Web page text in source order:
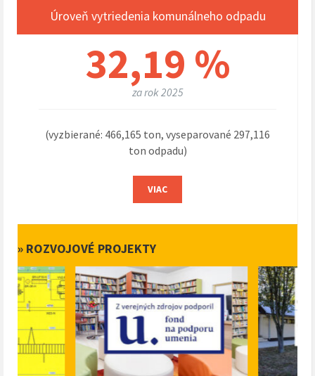
Úroveň vytriedenia komunálneho odpadu
32,19 %
za rok 2025
(vyzbierané: 466,165 ton, vyseparované 297,116
ton odpadu)
VIAC
» ROZVOJOVÉ PROJEKTY